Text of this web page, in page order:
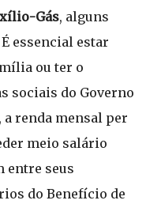
Gás, alguns
essencial estar
ou ter o
sociais do Governo
renda mensal per
meio salário
entre seus
do Benefício de